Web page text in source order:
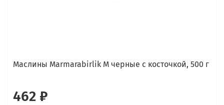
Маслины Marmarabirlik М черные с косточкой, 500 г
462 ₽